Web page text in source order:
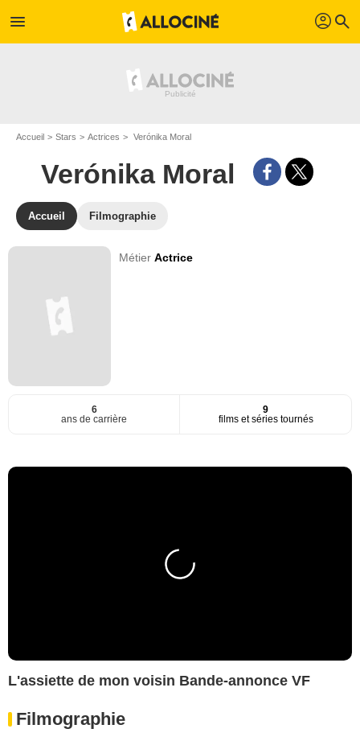
menu profil search
Accueil Stars Actrices Verónika Moral
Verónika Moral
Accueil Filmographie
MétierActrice
6
ans de carrière
9
films et séries tournés
L'assiette de mon voisin Bande-annonce VF
Filmographie